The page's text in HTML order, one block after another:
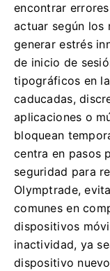
encontrar
actuar según los
generar estrés
de inicio de
tipográficos en
caducadas,
aplicaciones o
bloquean
centra en pasos
seguridad para
Olymptrade,
comunes en
dispositivos
inactividad, ya
dispositivo